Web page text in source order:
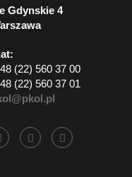
Gdynskie 4
(22) 560 37 00
(22) 560 37 01